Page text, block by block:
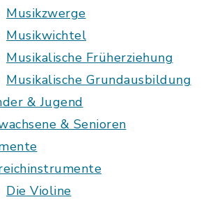
Musikzwerge
Musikwichtel
Musikalische Früherziehung
Musikalische Grundausbildung
& Jugend
& Senioren
Die Violine